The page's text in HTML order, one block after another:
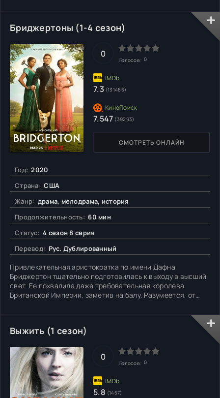
представляет каким образом выстроить работу с
подчиненными. Впрочем, хозяйка команды рассчитывает,
что Тед приведет коллектив к
Бриджертоны (1-4 сезон)
Год: 2020
Страна: США
Жанр: драма, мелодрама, история
Продолжительность: 60 мин
Статус: 4 сезон 8 серия
Перевод: Рус. Дублированный
Привлекательная аристократка по имени Дафна
Бриджертон тщательно подготовилась к выходу в высший
свет. Ее похвалила даже требовательная королева
Британской Империи, заметив на балу. Разумеется, от
брат, которого зовут Энтони хочет выдать девушку за
главной героине, потому
СМОТРЕТЬ ОНЛАЙН
0
Голосов: 0
7.3 (131485)
7.547 (39293)
Выжить (1 сезон)
0
Голосов: 0
5.8 (1457)